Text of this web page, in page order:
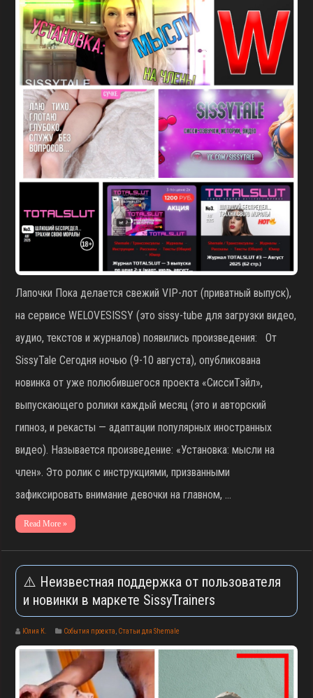
Лапочки Пока делается свежий VIP-лот (приватный выпуск),
на сервисе WELOVESISSY (это sissy-tube для загрузки видео,
аудио, текстов и журналов) появились произведения: От
SissyTale Сегодня ночью (9-10 августа), опубликована
новинка от уже полюбившегося проекта «СиссиТэйл»,
выпускающего ролики каждый месяц (это и авторский
гипноз, и рекасты — адаптации популярных иностранных
видео). Называется произведение: «Установка: мысли на
член». Это ролик с инструкциями, призванными
зафиксировать внимание девочки на главном, …
Read More »
⚠️ Неизвестная поддержка от пользователя
и новинки в маркете SissyTrainers
Юлия К. События проекта Статьи для Shemale